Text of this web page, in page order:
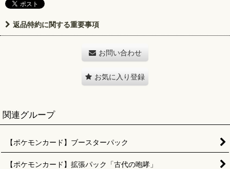
返品特約に関する重要事項
お問い合わせ
お気に入り登録
関連グループ
【ポケモンカード】ブースターパック
【ポケモンカード】拡張パック「古代の咆哮」